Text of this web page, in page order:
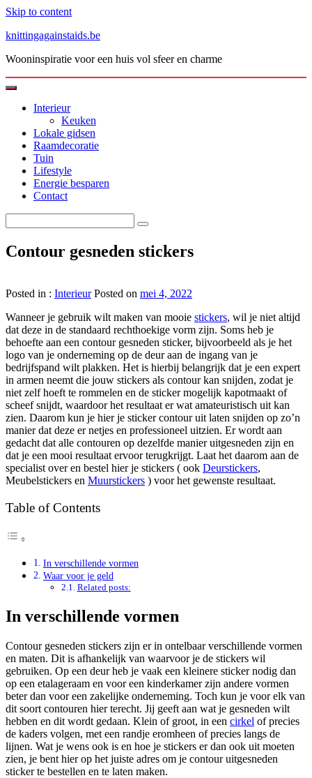
Skip to content
knittingagainstaids.be
Wooninspiratie voor een huis vol sfeer en charme
Interieur
Keuken
Lokale gidsen
Raamdecoratie
Tuin
Lifestyle
Energie besparen
Contact
Contour gesneden stickers
Posted in : Interieur Posted on mei 4, 2022
Wanneer je gebruik wilt maken van mooie stickers, wil je niet altijd
dat deze in de standaard rechthoekige vorm zijn. Soms heb je
behoefte aan een contour gesneden sticker, bijvoorbeeld als je het
logo van je onderneming op de deur aan de ingang van je
bedrijfspand wilt plakken. Het is hierbij belangrijk dat je een expert
in armen neemt die jouw stickers als contour kan snijden, zodat je
niet zelf hoeft te rommelen en de sticker mogelijk kapotmaakt of
scheef snijdt, waardoor het resultaat er wat amateuristisch uit kan
zien. Daarom kun je hier je sticker contour uit laten snijden op zo’n
manier dat deze er netjes en professioneel uitzien. Er wordt aan
gedacht dat alle contouren op dezelfde manier uitgesneden zijn en
dat je een mooi resultaat ervoor terugkrijgt. Laat het daarom aan de
specialist over en bestel hier je stickers ( ook Deurstickers,
Meubelstickers en Muurstickers ) voor het gewenste resultaat.
Table of Contents
In verschillende vormen
Waar voor je geld
Related posts:
In verschillende vormen
Contour gesneden stickers zijn er in ontelbaar verschillende vormen
en maten. Dit is afhankelijk van waarvoor je de stickers wil
gebruiken. Op een deur heb je vaak een kleinere sticker nodig dan
op een etalageraam en voor een kinderkamer zijn andere vormen
beter dan voor een zakelijke onderneming. Toch kun je voor elk van
dit soort contouren hier terecht. Jij geeft aan wat je gesneden wilt
hebben en dit wordt gedaan. Klein of groot, in een cirkel of precies
de kaders volgen, met een randje eromheen of precies langs de
lijnen. Wat je wens ook is en hoe je stickers er dan ook uit moeten
zien, je bent hier op het juiste adres om je contour uitgesneden
sticker te bestellen en te laten maken.